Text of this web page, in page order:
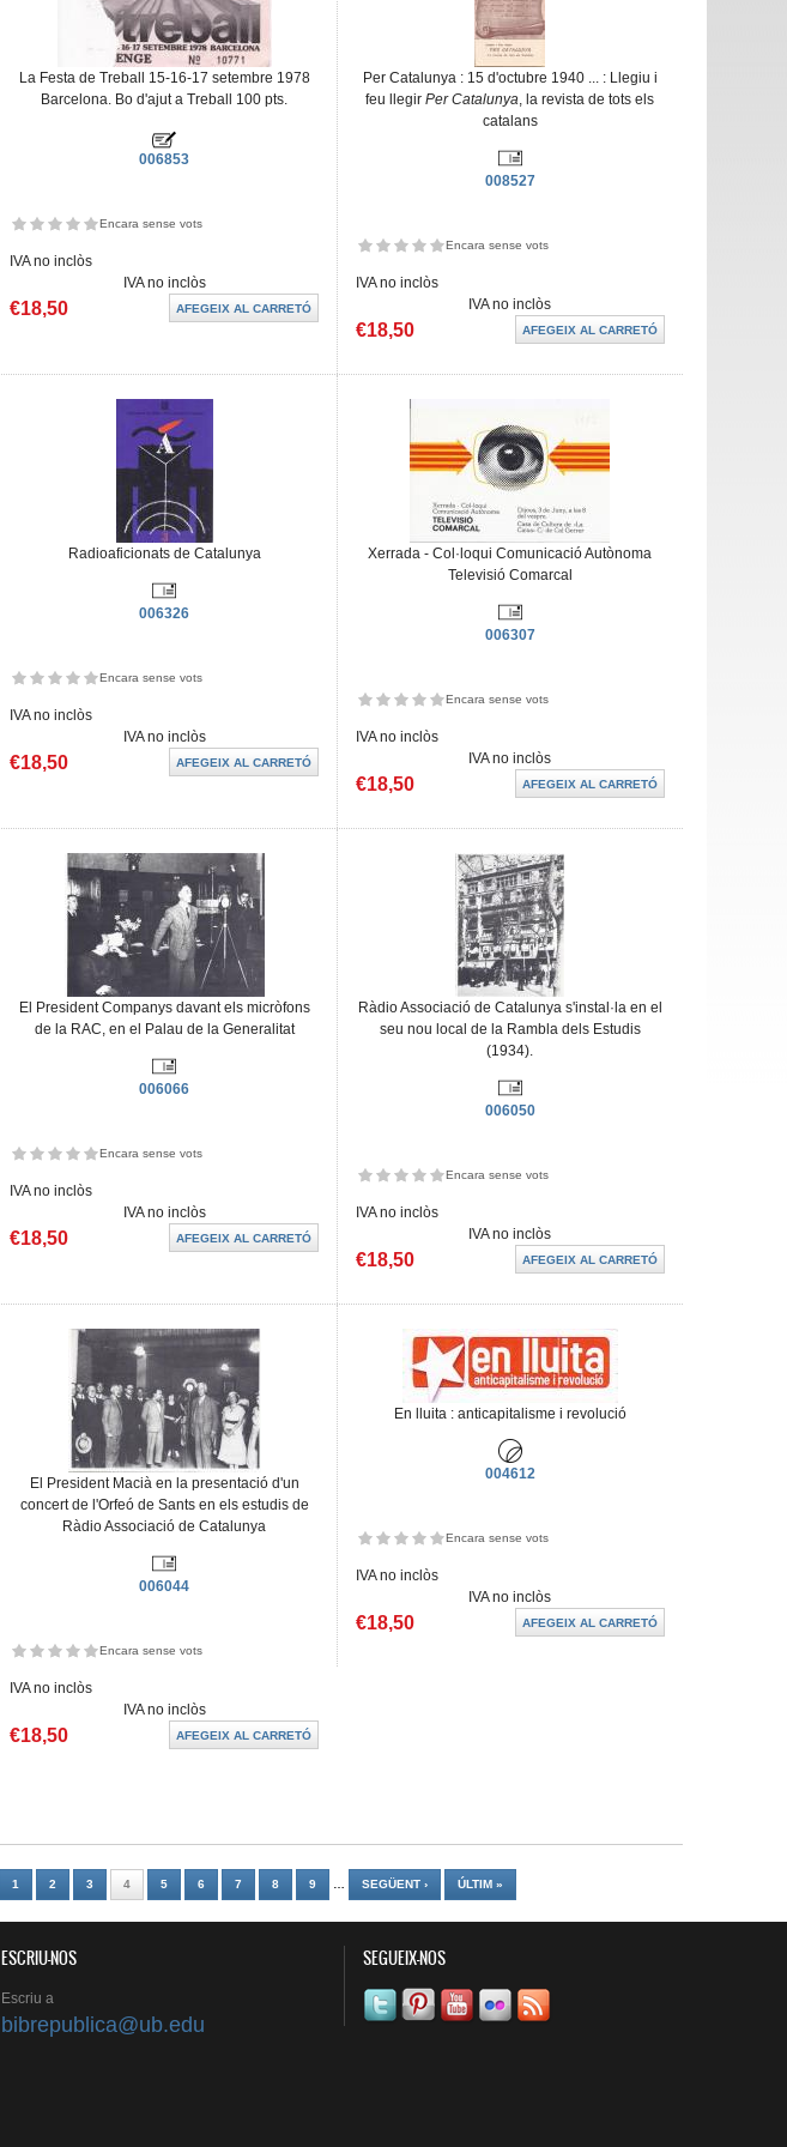
La Festa de Treball 15-16-17 setembre 1978
Barcelona. Bo d'ajut a Treball 100 pts.
006853
Encara sense vots
IVA no inclòs
IVA no inclòs
€18,50
Per Catalunya : 15 d'octubre 1940 ... : Llegiu i
feu llegirPer Catalunya, la revista de tots els
catalans
008527
Encara sense vots
IVA no inclòs
IVA no inclòs
€18,50
Radioaficionats de Catalunya
006326
Encara sense vots
IVA no inclòs
IVA no inclòs
€18,50
Xerrada - Col·loqui Comunicació Autònoma
Televisió Comarcal
006307
Encara sense vots
IVA no inclòs
IVA no inclòs
€18,50
El President Companys davant els micròfons
de la RAC, en el Palau de la Generalitat
006066
Encara sense vots
IVA no inclòs
IVA no inclòs
€18,50
Ràdio Associació de Catalunya s'instal·la en el
seu nou local de la Rambla dels Estudis
(1934).
006050
Encara sense vots
IVA no inclòs
IVA no inclòs
€18,50
El President Macià en la presentació d'un
concert de l'Orfeó de Sants en els estudis de
Ràdio Associació de Catalunya
006044
Encara sense vots
IVA no inclòs
IVA no inclòs
€18,50
En lluita : anticapitalisme i revolució
004612
Encara sense vots
IVA no inclòs
IVA no inclòs
€18,50
1 2 3 4 5 6 7 8 9 SEGÜENT › ÚLTIM »
ESCRIU-NOS
Escriu a
bibrepublica@ub.edu
SEGUEIX-NOS